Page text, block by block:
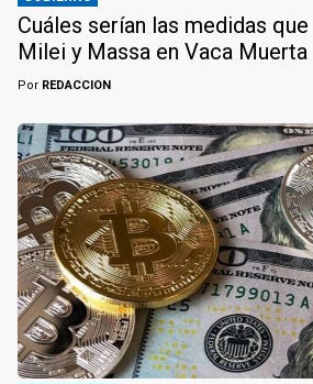
Cuáles serían las medidas
Milei y Massa en Vaca Muerta
Por REDACCION